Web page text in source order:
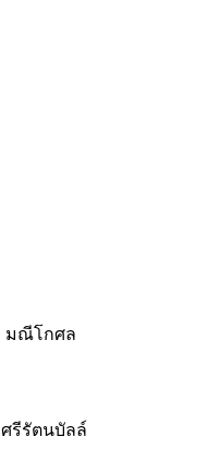
มณีโกศล
ศรีรัตนบัลล์